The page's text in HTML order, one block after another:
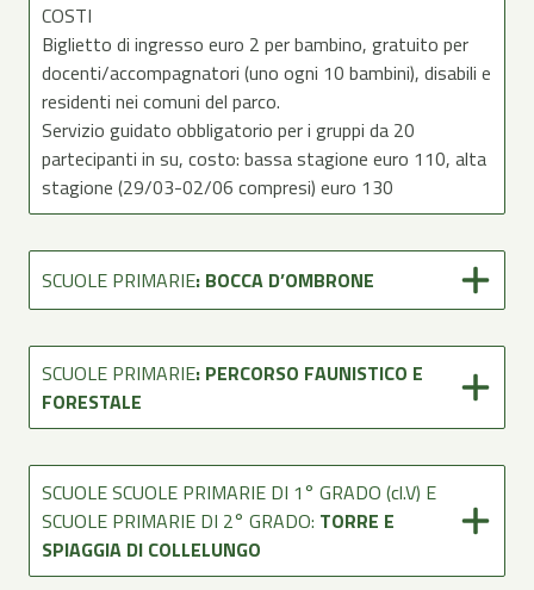
COSTI
Biglietto di ingresso euro 2 per bambino, gratuito per
docenti/accompagnatori (uno ogni 10 bambini), disabili e
residenti nei comuni del parco.
Servizio guidato obbligatorio per i gruppi da 20
partecipanti in su, costo: bassa stagione euro 110, alta
stagione (29/03-02/06 compresi) euro 130
SCUOLE PRIMARIE: BOCCA D’OMBRONE
SCUOLE PRIMARIE: PERCORSO FAUNISTICO E
FORESTALE
SCUOLE SCUOLE PRIMARIE DI 1° GRADO (cl.V) E
SCUOLE PRIMARIE DI 2° GRADO: TORRE E
SPIAGGIA DI COLLELUNGO